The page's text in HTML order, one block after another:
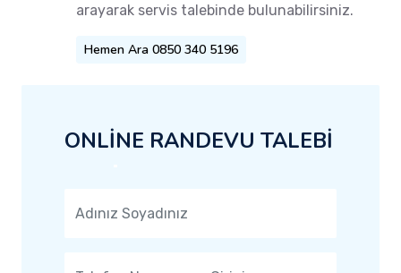
arayarak servis talebinde bulunabilirsiniz.
Hemen Ara 0850 340 5196
ONLİNE RANDEVU TALEBİ